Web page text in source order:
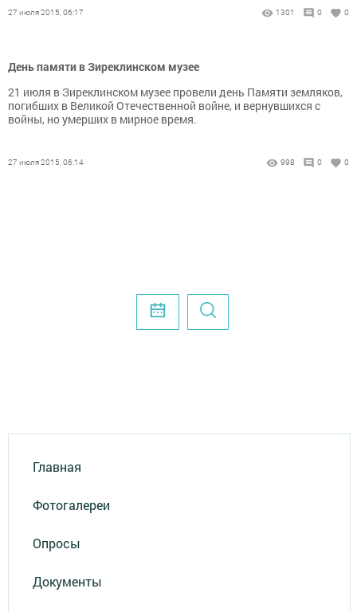
27 июля 2015, 06:17 1301 0 0
День памяти в Зиреклинском музее
21 июля в Зиреклинском музее провели день Памяти земляков,
погибших в Великой Отечественной войне, и вернувшихся с
войны, но умерших в мирное время.
27 июля 2015, 06:14 998 0 0
Главная
Фотогалереи
Опросы
Документы